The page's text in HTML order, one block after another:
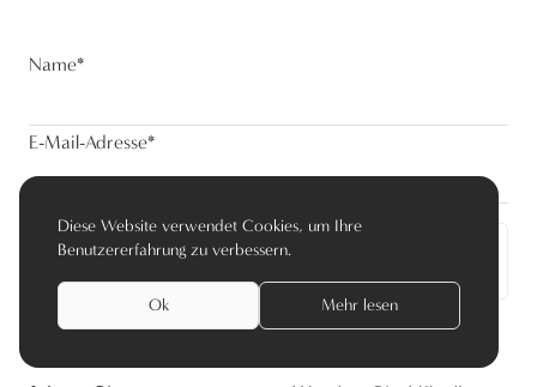
Name*
E-Mail-Adresse*
Abonnieren
Diese Website verwendet Cookies, um Ihre
Benutzererfahrung zu verbessern.
Ok Mehr lesen